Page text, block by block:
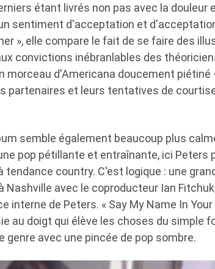
étant livrés non pas avec la douleur
sentiment d'acceptation et
», elle compare le fait de se faire des
convictions inébranlables des
morceau d'Americana doucement
partenaires et leurs tentatives de
semble également beaucoup plus
pop pétillante et entraînante, ici Peters
tendance country. C'est logique : une
avec le coproducteur Ian
interne de Peters. « Say My Name In
au doigt qui élève les choses du simple
genre avec une pincée de pop sombre.